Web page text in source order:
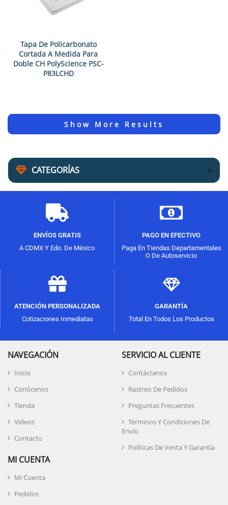
CATEGORÍAS
Tapa De Policarbonato
Cortada A Medida Para
Doble CH PolyScience PSC-
P83LCHD
ENVÍOS GRATIS
A CDMX Y Edo. De México
PAGO EN EFECTIVO
Paga En Tiendas Departamentales
O De Autoservicio
ATENCIÓN PERSONALIZADA
Cotizaciones Inmediatas
GARANTÍA
Total En Todos Los Productos
NAVEGACIÓN
Inicio
Conócenos
Tienda
Videos
Contacto
SERVICIO AL CLIENTE
Contáctanos
Rastreo De Pedidos
Preguntas Frecuentes
Términos Y Condiciones De
Envío
Políticas De Venta Y Garantía
MI CUENTA
Mi Cuenta
Pedidos